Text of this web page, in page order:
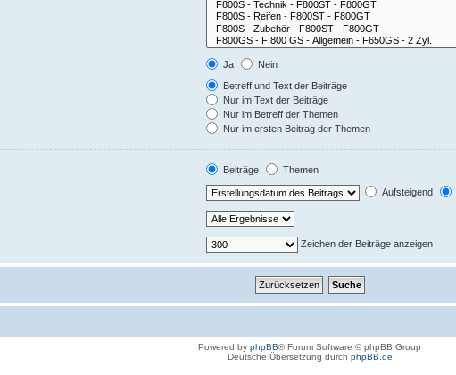
Ja
Nein
Betreff und Text der Beiträge
Nur im Text der Beiträge
Nur im Betreff der Themen
Nur im ersten Beitrag der Themen
Beiträge
Themen
Aufsteigend
Zeichen der Beiträge anzeigen
Powered by phpBB® Forum Software © phpBB Group
Deutsche Übersetzung durch phpBB.de